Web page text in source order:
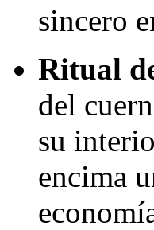
sincero
Ritual
del
su
encima